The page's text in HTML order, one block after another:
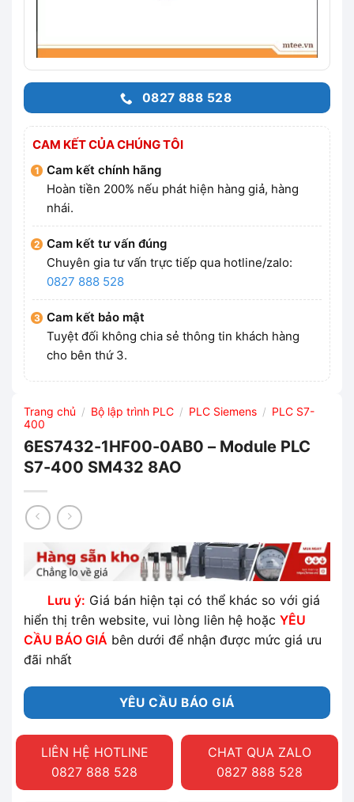
0827 888 528
CAM KẾT CỦA CHÚNG TÔI
Cam kết chính hãng
Hoàn tiền 200% nếu phát hiện hàng giả, hàng
nhái.
Cam kết tư vấn đúng
Chuyên gia tư vấn trực tiếp qua hotline/zalo:
0827 888 528
Cam kết bảo mật
Tuyệt đối không chia sẻ thông tin khách hàng
cho bên thứ 3.
Trang chủ / Bộ lập trình PLC / PLC Siemens / PLC S7-
400
6ES7432-1HF00-0AB0 – Module PLC
S7-400 SM432 8AO
Lưu ý: Giá bán hiện tại có thể khác so với giá
hiển thị trên website, vui lòng liên hệ hoặc YÊU
CẦU BÁO GIÁ bên dưới để nhận được mức giá ưu
đãi nhất
YÊU CẦU BÁO GIÁ
LIÊN HỆ HOTLINE
0827 888 528
CHAT QUA ZALO
0827 888 528